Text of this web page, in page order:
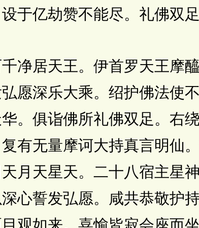
于亿劫赞不能尽。礼佛双
居天王。伊首罗天王摩醯
愿深乐大乘。绍护佛法使
。俱诣佛所礼佛双足。右
有无量摩诃大持真言明仙
月天星天。二十八宿主星
心誓发弘愿。咸共恭敬护